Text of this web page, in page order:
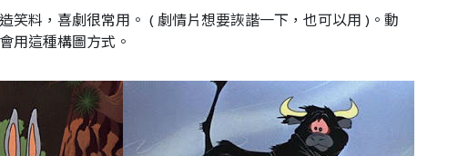
笑料，喜劇很常用。 ( 劇情片想要詼諧一下，也可以用 )。動
用這種構圖方式。